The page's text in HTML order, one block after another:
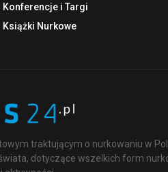
Konferencje i Targi
Książki Nurkowe
traktującym o nurkowaniu w
dotyczące wszelkich form